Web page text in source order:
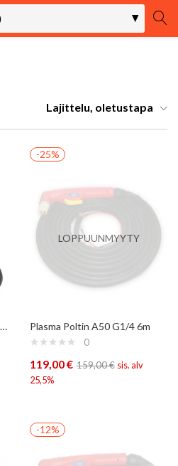
REKISTÖRÖIDY
ja salasanalla.
Kirjaudu
salasanasi?
Lajittelu, oletustapa
Plasma Poltin A141 (Trafimet) 6m
-25%
LOPPUUNMYYTY
Plasma Poltin A50 G1/4 6m
0
119,00€ 159,00€ sis. alv
25,5%
-12%